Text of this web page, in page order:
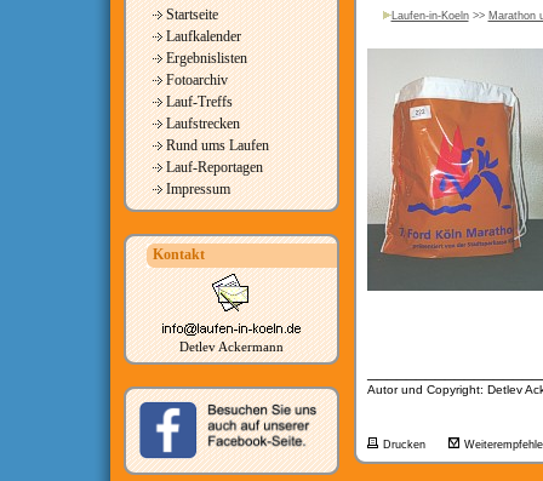
Startseite
Laufkalender
Ergebnislisten
Fotoarchiv
Lauf-Treffs
Laufstrecken
Rund ums Laufen
Lauf-Reportagen
Impressum
Kontakt
Detlev Ackermann
Laufen-in-Koeln>> Marathon
Autor und Copyright: Detlev
Drucken